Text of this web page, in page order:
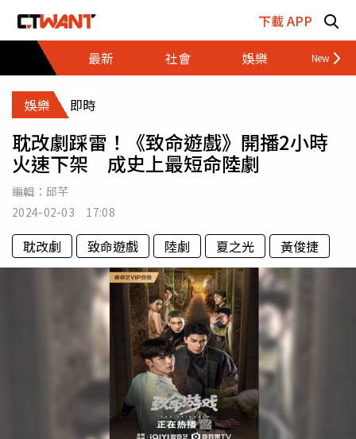
下載 APP
最新
社會 娛樂 財經
娛樂 即時
耽改劇踩雷！《致命遊戲》開播2小時
火速下架 成史上最短命陸劇
編輯： 邱芊
2024-02-03 17:08
耽改劇 致命遊戲 陸劇 夏之光 黃俊捷